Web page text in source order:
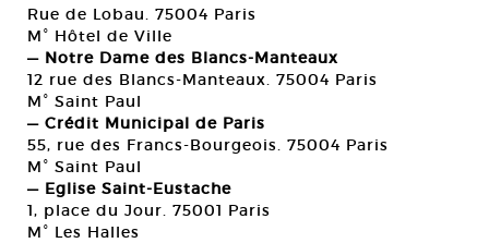
Rue de Lobau. 75004 Paris
M° Hôtel de Ville
— Notre Dame des Blancs-Manteaux
12 rue des Blancs-Manteaux. 75004 Paris
M° Saint Paul
— Crédit Municipal de Paris
55, rue des Francs-Bourgeois. 75004 Paris
M° Saint Paul
— Eglise Saint-Eustache
1, place du Jour. 75001 Paris
M° Les Halles